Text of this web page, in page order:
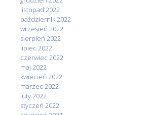
listopad 2022
październik 2022
wrzesień 2022
sierpień 2022
lipiec 2022
czerwiec 2022
maj 2022
kwiecień 2022
marzec 2022
luty 2022
styczeń 2022